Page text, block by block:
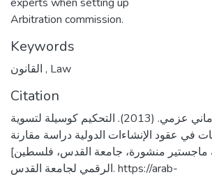
Arbitration commission.
Keywords
, Law
Citation
ابوعرقوب، اماني عزمي. (2013). التحكيم كوسيلة لتسوية
في عقود الإنشاءات الدولية دراسة مقارنة
[رسالة ماجستير منشورة، جامعة القدس، فلسطين]. المستودع
الرقمي لجامعة القدس. https://arab-